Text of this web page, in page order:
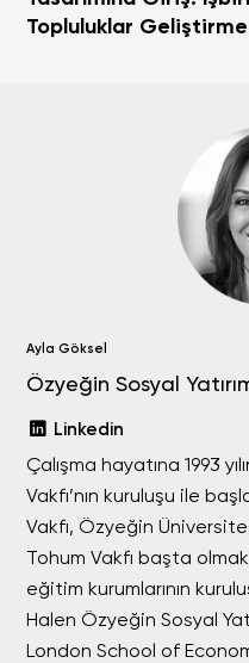
Topluluklar
Ayla Göksel
Özyeğin Sosyal
Linkedin
Çalışma hayatına 1993
Vakfı’nın kuruluşu ile
Vakfı, Özyeğin
Tohum Vakfı başta
eğitim kurumlarının
Halen Özyeğin Sosyal
London School of